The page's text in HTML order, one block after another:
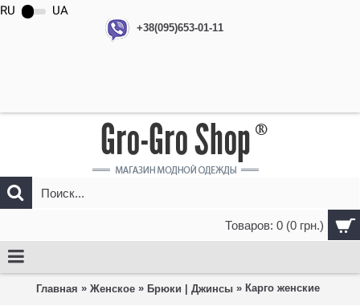
+38(095)653-01-11
RU UA
Товаров: 0 (0 грн.)
Главная » Женское » Брюки | Джинсы » Карго женские